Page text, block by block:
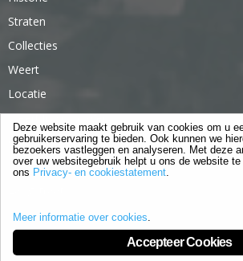
Straten
Collecties
Weert
Locatie
Weert in 365 dagen
Gebouwen
Lifestyle
Deze website maakt gebruik van cookies om u
gebruikerservaring te bieden. Ook kunnen we
bezoekers vastleggen en analyseren. Met deze
over uw websitegebruik helpt u ons de website
ons Privacy- en cookiestatement.
Meer informatie over cookies.
Accepteer Cookies